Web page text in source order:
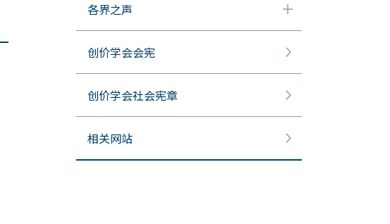
各界之声
创价学会会宪
创价学会社会宪章
相关网站